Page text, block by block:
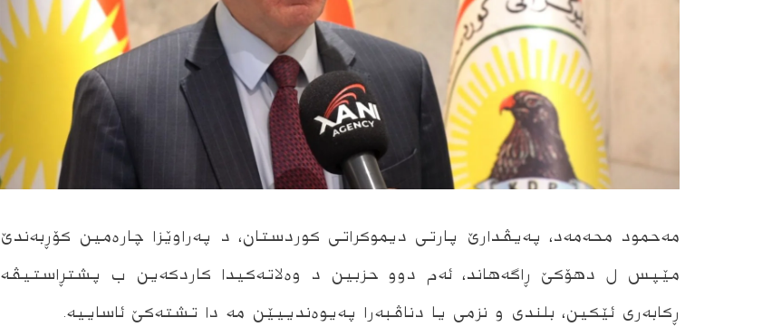
مەحمود محەمەد، پەیڤدارێ پارتی دیموکراتی کوردستان، د په‌راوێزا چارەمین کۆڕبەندێ
مێپس ل دهۆكێ ڕاگەهاند، ئەم دوو حزبین د وەلاتەكیدا كاردكەین ب پشتڕاستیڤە
ڕكابەری ئێكین، بلندی و نزمی یا دناڤبەرا پەیوەندییێن مە دا تشتەكێ ئاساییە.